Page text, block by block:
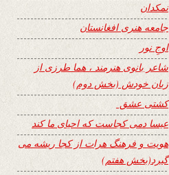
نمکدان
جامعه هنری افغانستان
اوجِ نور
شاعر بانوی هنرمند ، هما طرزی از
زبان خودش (بخش دوم)
کشتی عشق
عیسا دمی کجاست که احیای ما کند
هویت و فرهنگ هرات از کجا ریشه می
گیرد(بخش هفتم)